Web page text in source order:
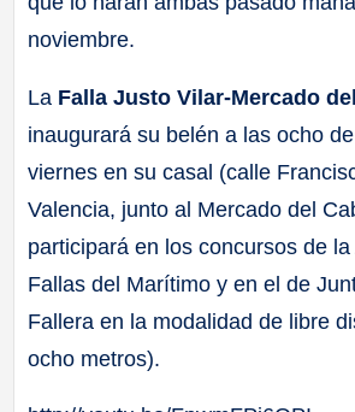
noviembre.
La Falla Justo Vilar-Mercado
inaugurará su belén a las ocho
viernes en su casal (calle
Valencia, junto al Mercado del
participará en los concursos de
Fallas del Marítimo y en el de
Fallera en la modalidad de libre
ocho metros).